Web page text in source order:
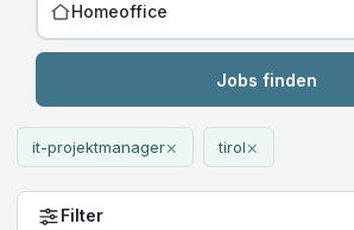
Homeoffice
Jobs finden
it-projektmanager× tirol×
Filter